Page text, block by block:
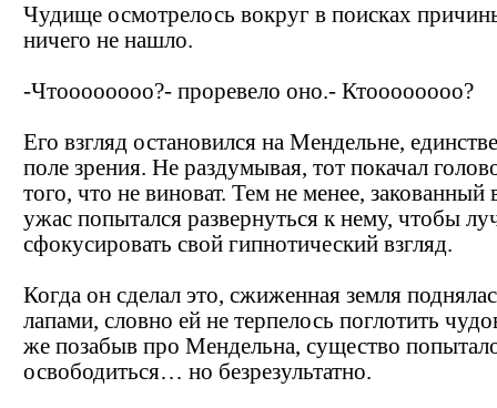
Чудище осмотрелось вокруг в поисках
ничего не нашло.
-Чтоооооооо?- проревело оно.- Ктоооооооо?
Его взгляд остановился на Мендельне,
поле зрения. Не раздумывая, тот покачал
того, что не виноват. Тем не менее,
ужас попытался развернуться к нему, чтобы
сфокусировать свой гипнотический взгляд.
Когда он сделал это, сжиженная земля
лапами, словно ей не терпелось поглотить
же позабыв про Мендельна, существо
освободиться… но безрезультатно.